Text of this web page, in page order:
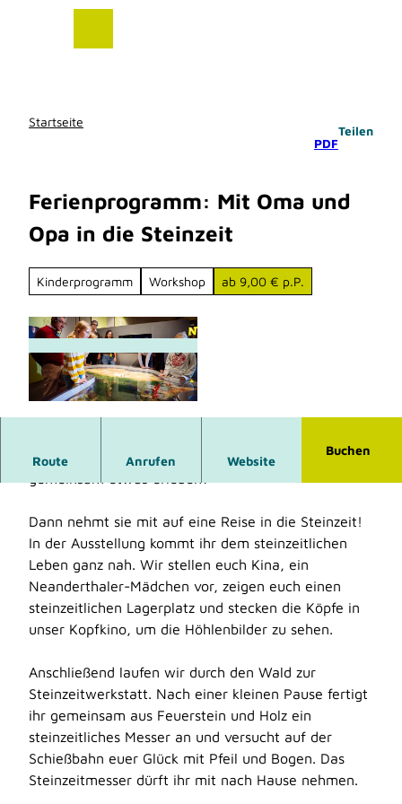
Startseite
PDF
Teilen
Ferienprogramm: Mit Oma und
Opa in die Steinzeit
Kinderprogramm Workshop ab 9,00 € p.P.
© Neanderthal Museum
Route Anrufen Website
Buchen
Ihr seid zu Besuch bei euren Großeltern und möchtet
Dann nehmt sie mit auf eine Reise in die Steinzeit!
In der Ausstellung kommt ihr dem steinzeitlichen
Leben ganz nah. Wir stellen euch Kina, ein
Neanderthaler-Mädchen vor, zeigen euch einen
steinzeitlichen Lagerplatz und stecken die Köpfe in
unser Kopfkino, um die Höhlenbilder zu sehen.
Anschließend laufen wir durch den Wald zur
Steinzeitwerkstatt. Nach einer kleinen Pause fertigt
ihr gemeinsam aus Feuerstein und Holz ein
steinzeitliches Messer an und versucht auf der
Schießbahn euer Glück mit Pfeil und Bogen. Das
Steinzeitmesser dürft ihr mit nach Hause nehmen.